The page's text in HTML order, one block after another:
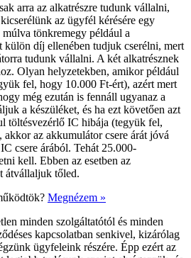
arra az alkatrészre tudunk vállalni,
az ügyfél kérésére egy
tönkremegy például a
külön díj ellenében tudjuk cserélni, mert
tudunk vállalni. A két alkatrésznek
Olyan helyzetekben, amikor például
fel, hogy 10.000 Ft-ért), azért mert
még ezután is fennáll ugyanaz a
a készüléket, és ha ezt követően azt
töltésvezérlő IC hibája (tegyük fel,
az akkumulátor csere árát jóvá
csere árából. Tehát 25.000-
kell. Ebben az esetben az
átvállaljuk tőled.
Megnézem »
minden szolgáltatótól és minden
kapcsolatban senkivel, kizárólag
ügyfeleink részére. Épp ezért az